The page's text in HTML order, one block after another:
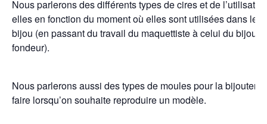
Nous parlerons des différents types de cires et de
elles en fonction du moment où elles sont utilisées dans le
bijou (en passant du travail du maquettiste à celui du
fondeur).
Nous parlerons aussi des types de moules pour la
faire lorsqu’on souhaite reproduire un modèle.